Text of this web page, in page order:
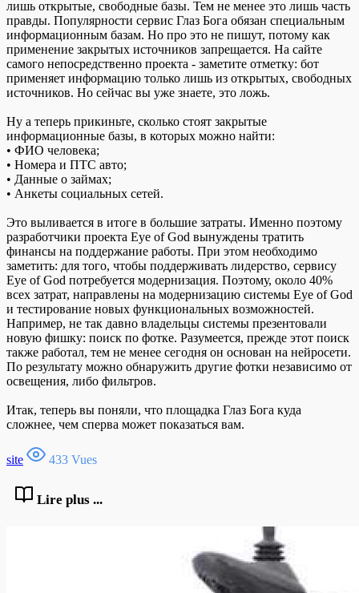
лишь открытые, свободные базы. Тем не менее это лишь часть
правды. Популярности сервис Глаз Бога обязан специальным
информационным базам. Но про это не пишут, потому как
применение закрытых источников запрещается. На сайте
самого непосредственно проекта - заметите отметку: бот
применяет информацию только лишь из открытых, свободных
источников. Но сейчас вы уже знаете, это ложь.
Ну а теперь прикиньте, сколько стоят закрытые
информационные базы, в которых можно найти:
• ФИО человека;
• Номера и ПТС авто;
• Данные о займах;
• Анкеты социальных сетей.
Это выливается в итоге в большие затраты. Именно поэтому
разработчики проекта Eye of God вынуждены тратить
финансы на поддержание работы. При этом необходимо
заметить: для того, чтобы поддерживать лидерство, сервису
Eye of God потребуется модернизация. Поэтому, около 40%
всех затрат, направлены на модернизацию системы Eye of God
и тестирование новых функциональных возможностей.
Например, не так давно владельцы системы презентовали
новую фишку: поиск по фотке. Разумеется, прежде этот поиск
также работал, тем не менее сегодня он основан на нейросети.
По результату можно обнаружить другие фотки независимо от
освещения, либо фильтров.
Итак, теперь вы поняли, что площадка Глаз Бога куда
сложнее, чем сперва может показаться вам.
site 433 Vues
Lire plus ...